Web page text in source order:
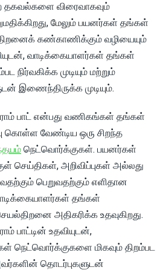
தகவல்களை விரைவாகவும்
மேலும் பயனர்கள் தங்கள்
கண்காணிக்கும் வழியையும்
வாடிக்கையாளர்கள் தங்கள்
நிர்வகிக்க முடியும் மற்றும்
இணைந்திருக்க முடியும்.
பாட் என்பது வணிகங்கள் தங்கள்
கொள்ள வேண்டிய ஒரு சிறந்த
நெட்வொர்க்குகள். பயனர்கள்
செய்திகள், அறிவிப்புகள் அல்லது
பெறுவதற்கும் எளிதான
தங்கள்
அதிகரிக்க உதவுகிறது.
பாட்டின் உதவியுடன்,
நெட்வொர்க்குகளை மிகவும் திறம்பட
தொடர்புகளுடன்